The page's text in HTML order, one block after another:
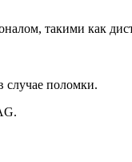
такими как
случае поломки.